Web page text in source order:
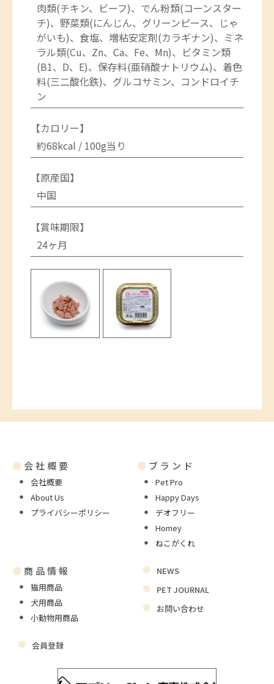
肉類(チキン、ビーフ)、でん粉類(コーンスター
チ)、野菜類(にんじん、グリーンピース、じゃ
がいも)、食塩、増粘安定剤(カラギナン)、ミネ
ラル類(Cu、Zn、Ca、Fe、Mn)、ビタミン類
(B1、D、E)、保存料(亜硝酸ナトリウム)、着色
料(三二酸化鉄)、グルコサミン、コンドロイチ
ン
【カロリー】
約68kcal / 100g当り
【原産国】
中国
【賞味期限】
24ヶ月
● 会社概要
会社概要
About Us
プライバシーポリシー
● ブランド
Pet Pro
Happy Days
デオフリー
Homey
ねこがくれ
● 商品情報
猫用商品
犬用商品
小動物用商品
NEWS
PET JOURNAL
お問い合わせ
会員登録